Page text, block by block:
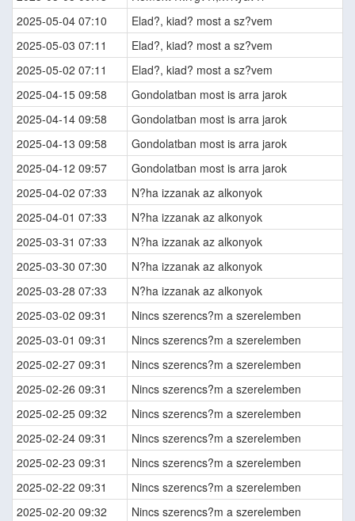
2025-05-04 07:10
Elad?, kiad? most a sz?vem
2025-05-03 07:11
Elad?, kiad? most a sz?vem
2025-05-02 07:11
Elad?, kiad? most a sz?vem
2025-04-15 09:58
Gondolatban most is arra jarok
2025-04-14 09:58
Gondolatban most is arra jarok
2025-04-13 09:58
Gondolatban most is arra jarok
2025-04-12 09:57
Gondolatban most is arra jarok
2025-04-02 07:33
N?ha izzanak az alkonyok
2025-04-01 07:33
N?ha izzanak az alkonyok
2025-03-31 07:33
N?ha izzanak az alkonyok
2025-03-30 07:30
N?ha izzanak az alkonyok
2025-03-28 07:33
N?ha izzanak az alkonyok
2025-03-02 09:31
Nincs szerencs?m a szerelemben
2025-03-01 09:31
Nincs szerencs?m a szerelemben
2025-02-27 09:31
Nincs szerencs?m a szerelemben
2025-02-26 09:31
Nincs szerencs?m a szerelemben
2025-02-25 09:32
Nincs szerencs?m a szerelemben
2025-02-24 09:31
Nincs szerencs?m a szerelemben
2025-02-23 09:31
Nincs szerencs?m a szerelemben
2025-02-22 09:31
Nincs szerencs?m a szerelemben
2025-02-20 09:32
Nincs szerencs?m a szerelemben